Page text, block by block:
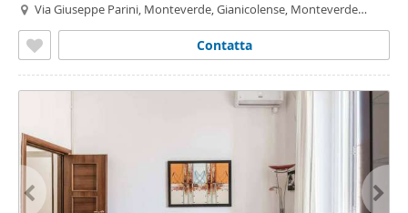
Via Giuseppe Parini, Monteverde, Gianicolense, Monteverde
Contatta